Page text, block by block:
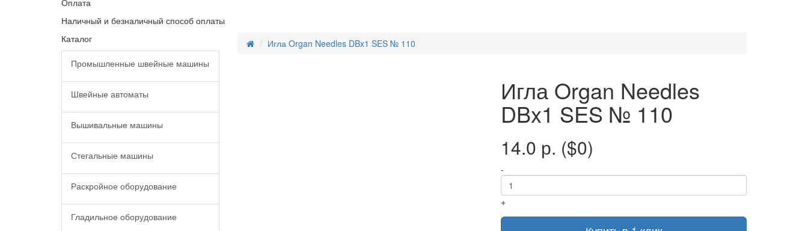
Оплата
Наличный и безналичный способ оплаты
Каталог
Промышленные швейные машины
Швейные автоматы
Вышивальные машины
Стегальные машины
Раскройное оборудование
Гладильное оборудование
Игла Organ Needles DBx1 SES № 110
Игла Organ Needles
DBx1 SES № 110
14.0 р. ($0)
-
+